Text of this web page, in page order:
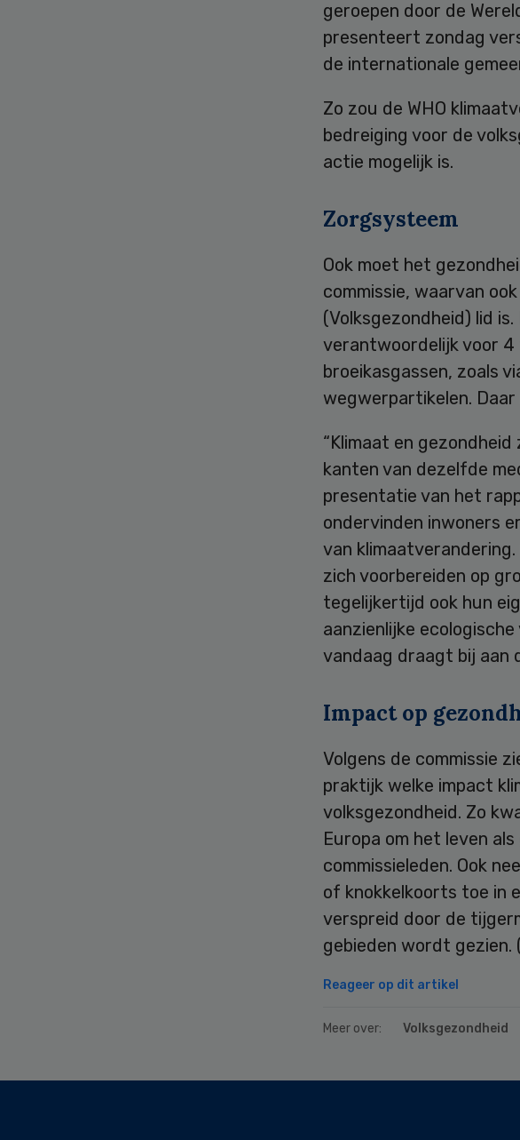
geroepen door de
presenteert zondag
de internationale
Zo zou de WHO
bedreiging voor de
actie mogelijk is.
Zorgsysteem
Ook moet het
commissie, waarvan
(Volksgezondheid) lid
verantwoordelijk voor
broeikasgassen, zoals
wegwerpartikelen.
“Klimaat en
kanten van dezelfde
presentatie van het
ondervinden inwoners
van
zich voorbereiden op
tegelijkertijd ook hun
aanzienlijke
vandaag draagt bij aan
Impact op
Volgens de commissie
praktijk welke impact
volksgezondheid. Zo
Europa om het leven
commissieleden. Ook
of knokkelkoorts toe in
verspreid door de
gebieden wordt gezien.
Reageer op dit artikel
Meer over: Volksgezondheid